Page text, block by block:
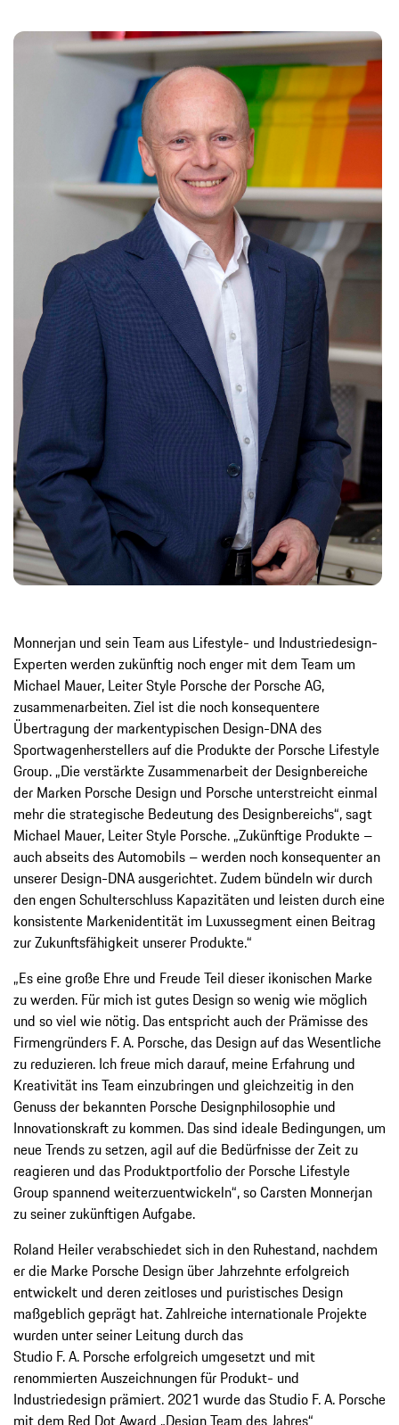
Monnerjan und sein Team aus Lifestyle- und Industriedesign-
Experten werden zukünftig noch enger mit dem Team um
Michael Mauer, Leiter Style Porsche der Porsche AG,
zusammenarbeiten. Ziel ist die noch konsequentere
Übertragung der markentypischen Design-DNA des
Sportwagenherstellers auf die Produkte der Porsche Lifestyle
Group. „Die verstärkte Zusammenarbeit der Designbereiche
der Marken Porsche Design und Porsche unterstreicht einmal
mehr die strategische Bedeutung des Designbereichs“, sagt
Michael Mauer, Leiter Style Porsche. „Zukünftige Produkte –
auch abseits des Automobils – werden noch konsequenter an
unserer Design-DNA ausgerichtet. Zudem bündeln wir durch
den engen Schulterschluss Kapazitäten und leisten durch eine
konsistente Markenidentität im Luxussegment einen Beitrag
zur Zukunftsfähigkeit unserer Produkte.“
„Es eine große Ehre und Freude Teil dieser ikonischen Marke
zu werden. Für mich ist gutes Design so wenig wie möglich
und so viel wie nötig. Das entspricht auch der Prämisse des
Firmengründers F. A. Porsche, das Design auf das Wesentliche
zu reduzieren. Ich freue mich darauf, meine Erfahrung und
Kreativität ins Team einzubringen und gleichzeitig in den
Genuss der bekannten Porsche Designphilosophie und
Innovationskraft zu kommen. Das sind ideale Bedingungen, um
neue Trends zu setzen, agil auf die Bedürfnisse der Zeit zu
reagieren und das Produktportfolio der Porsche Lifestyle
Group spannend weiterzuentwickeln“, so Carsten Monnerjan
zu seiner zukünftigen Aufgabe.
Roland Heiler verabschiedet sich in den Ruhestand, nachdem
er die Marke Porsche Design über Jahrzehnte erfolgreich
entwickelt und deren zeitloses und puristisches Design
maßgeblich geprägt hat. Zahlreiche internationale Projekte
wurden unter seiner Leitung durch das
Studio F. A. Porsche erfolgreich umgesetzt und mit
renommierten Auszeichnungen für Produkt- und
Industriedesign prämiert. 2021 wurde das Studio F. A. Porsche
mit dem Red Dot Award „Design Team des Jahres“